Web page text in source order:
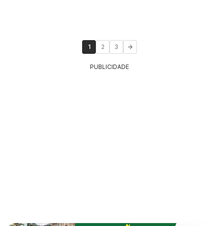
1 2 3
PUBLICIDADE